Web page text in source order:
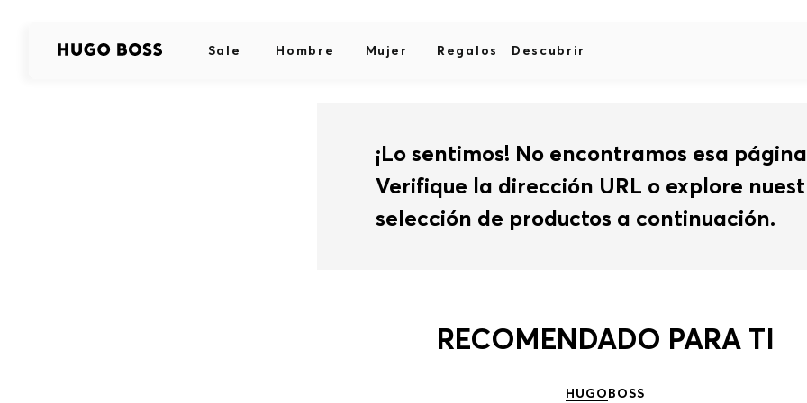
Sale Hombre Mujer Regalos Descubrir
¡Lo sentimos! No encontramos esa
Verifique la dirección URL o explore
selección de productos a continuación.
RECOMENDADO PARA TI
HUGOBOSS